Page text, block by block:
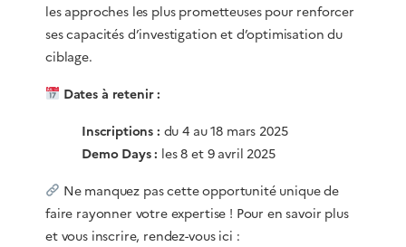
les approches les plus prometteuses pour renforcer
ses capacités d’investigation et d’optimisation du
ciblage.
Dates à retenir :
Inscriptions : du 4 au 18 mars 2025
Demo Days : les 8 et 9 avril 2025
Ne manquez pas cette opportunité unique de
faire rayonner votre expertise ! Pour en savoir plus
et vous inscrire, rendez-vous ici :